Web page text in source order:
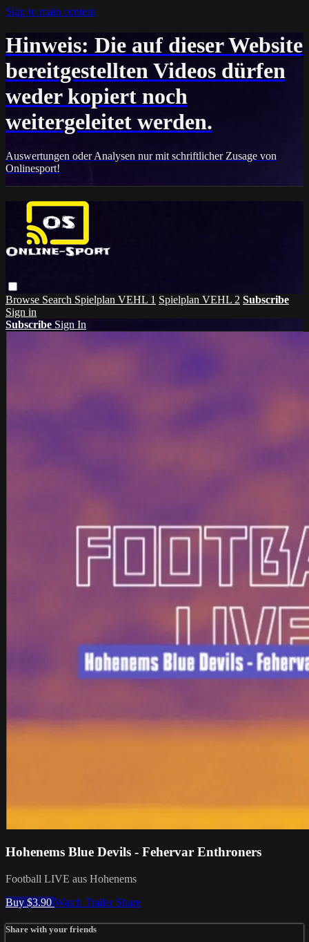
Skip to main content
Hinweis: Die auf dieser Website
bereitgestellten Videos dürfen
weder kopiert noch
weitergeleitet werden.
Auswertungen oder Analysen nur mit schriftlicher Zusage von
Onlinesport!
Browse Search Spielplan VEHL 1 Spielplan VEHL 2 Subscribe
Sign in
Subscribe Sign In
Hohenems Blue Devils - Fehervar Enthroners
Football LIVE aus Hohenems
Buy $3.90 Watch Trailer Share
Share with your friends